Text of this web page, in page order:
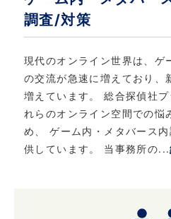
善について
当社は、個人情報保護に
の他の規範を遵守すると
内容を適宜見直し、継続
6. お問い合わせ
当社における個人情報保護
調査/対策
現代のオンライン世界は、ゲ
の交流が急速に増えており、
増えています。 総合探偵社
れらのオンライン空間での悩
め、 ゲーム内・メタバース
供しています。 当事務所の...